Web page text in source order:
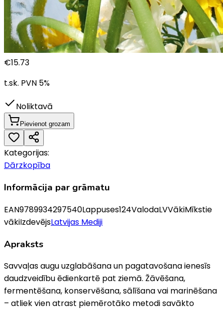
€15.73
t.sk. PVN 5%
Noliktavā
Pievienot grozam
Kategorijas:
Dārzkopība
Informācija par grāmatu
EAN9789934297540Lappuses124ValodaLVVākiMīkstie
vākiIzdevējsLatvijas Mediji
Apraksts
Savvaļas augu uzglabāšana un pagatavošana ienesīs
daudzveidību ēdienkartē pat ziemā. Žāvēšana,
fermentēšana, konservēšana, sālīšana vai marinēšana
– atliek vien atrast piemērotāko metodi savākto